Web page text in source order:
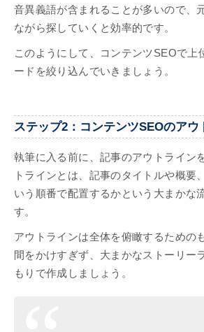
音異義語が含まれることが多いので、
ながら探していくと効率的です。
このようにして、コンテンツSEOで上
ードを絞り込んでいきましょう。
ステップ2：コンテンツSEOのアウ
執筆に入る前に、記事のアウトライン
トラインとは、記事のタイトルや概要
いう順番で配置するかという大まかな
す。
アウトラインは全体を俯瞰するための
間をかけすぎず、大まかなストーリー
もりで作成しましょう。